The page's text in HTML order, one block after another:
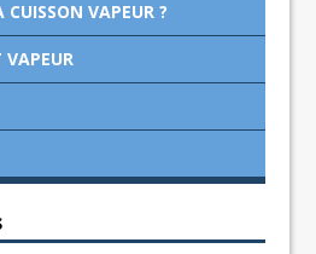
CUISSON VAPEUR ?
VAPEUR